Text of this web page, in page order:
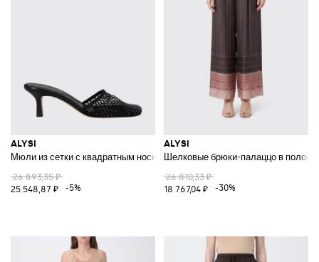
ALYSI
Мюли из сетки с квадратным носком и украшением из страз на среднем
26 893,35 ₽
25 548,87 ₽
-5%
ALYSI
Шелковые брюки-палаццо в
26 810,33 ₽
18 767,04 ₽
-30%